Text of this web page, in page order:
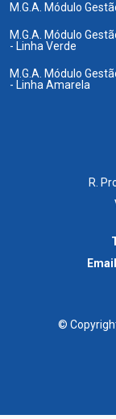
M.G.A. Módulo
M.G.A. Módulo
- Linha Verde
M.G.A. Módulo
- Linha Amarela
R.
©